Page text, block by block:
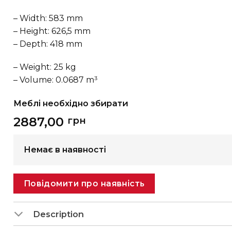
– Width: 583 mm
– Height: 626,5 mm
– Depth: 418 mm
– Weight: 25 kg
– Volume: 0.0687 m³
Меблі необхідно збирати
2887,00 грн
Немає в наявності
Повідомити про наявність
Description